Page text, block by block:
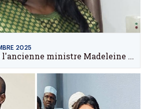
2025
l'ancienne ministre Madeleine ...